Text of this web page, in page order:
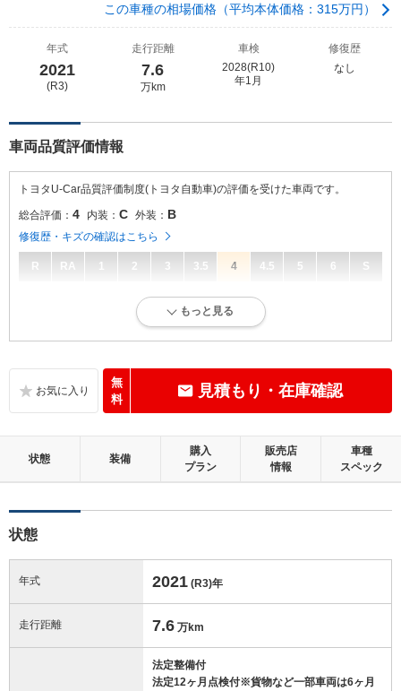
この車種の相場価格（平均本体価格：315万円）
年式
2021
(R3)
走行距離
7.6
万km
車検
2028(R10)
年1月
修復歴
なし
車両品質評価情報
トヨタU-Car品質評価制度(トヨタ自動車)の評価を受けた車両です。
総合評価： 4 内装： C 外装： B
修復歴・キズの確認はこちら
R RA 1 2 3 3.5 4 4.5 5 6 S
キズ、へこみが少なく、全体的に良好な状態です。
標準的に使用されていて、気になる使用感やいたみが若干あります。
とんどない良好な状態です。
もっと見る
無
料
見積もり・在庫確認
状態 装備
購入
プラン
販売店
情報
車種
スペック
状態
年式 2021 (R3)年
走行距離 7.6 万km
法定整備付
法定12ヶ月点検付※貨物など一部車両は6ヶ月